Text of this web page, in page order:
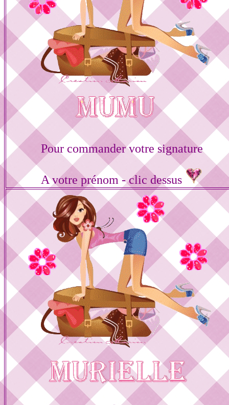
Pour commander votre signature
A votre prénom - clic dessus